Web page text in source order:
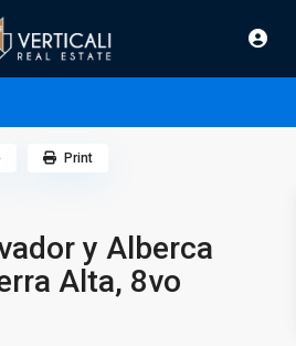
y Alberca
Alta, 8vo
Print